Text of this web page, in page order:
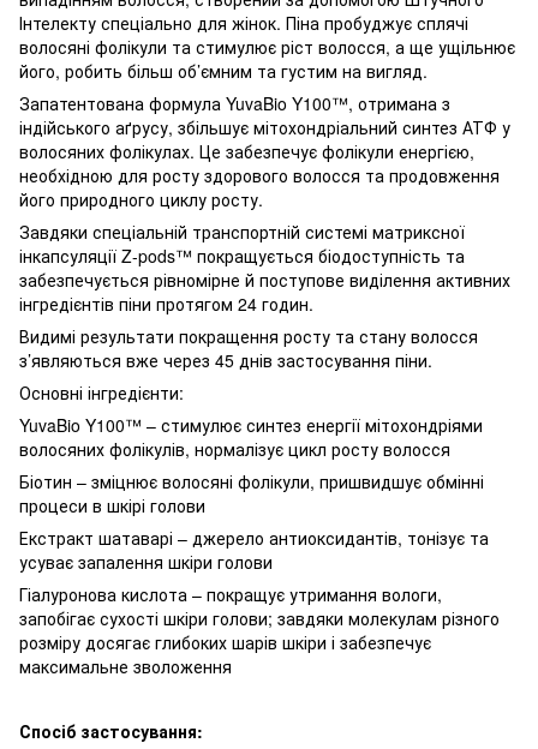
Інтелекту спеціально для жінок. Піна пробуджує сплячі
волосяні фолікули та стимулює ріст волосся, а ще ущільнює
його, робить більш об’ємним та густим на вигляд.
Запатентована формула YuvaBio Y100™, отримана з
індійського аґрусу, збільшує мітохондріальний синтез АТФ у
волосяних фолікулах. Це забезпечує фолікули енергією,
необхідною для росту здорового волосся та продовження
його природного циклу росту.
Завдяки спеціальній транспортній системі матриксної
інкапсуляції Z-pods™ покращується біодоступність та
забезпечується рівномірне й поступове виділення активних
інгредієнтів піни протягом 24 годин.
Видимі результати покращення росту та стану волосся
з’являються вже через 45 днів застосування піни.
Основні інгредієнти:
YuvaBio Y100™ – стимулює синтез енергії мітохондріями
волосяних фолікулів, нормалізує цикл росту волосся
Біотин – зміцнює волосяні фолікули, пришвидшує обмінні
процеси в шкірі голови
Екстракт шатаварі – джерело антиоксидантів, тонізує та
усуває запалення шкіри голови
Гіалуронова кислота – покращує утримання вологи,
запобігає сухості шкіри голови; завдяки молекулам різного
розміру досягає глибоких шарів шкіри і забезпечує
максимальне зволоження
Спосіб застосування: